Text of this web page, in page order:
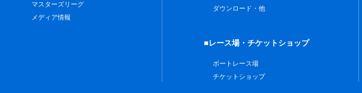
マスターズリーグ
メディア情報
ダウンロード・他
■レース場・チケットショップ
ボートレース場
チケットショップ